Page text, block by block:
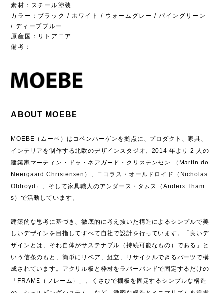
素材：スチール塗装
カラー：ブラック / ホワイト / ウォームグレー / パイングリーン
/ ディープブルー
原産国：リトアニア
備考：
ABOUT MOEBE
MOEBE（ムーベ）はコペンハーゲンを拠点に、プロダクト、家具、
インテリアを制作する北欧のデザインスタジオ。2014 年より 2 人の
建築家マーティン・ドゥ・ネアガード・クリステンセン （Martin de
Neergaard Christensen）、ニコラス・オールドロイド（Nicholas
Oldroyd）、そして家具職人のアンダース・タムス（Anders Tham
s）で活動しています。
建築的な思考に基づき、徹底的に考え抜いた構造によるシンプルで美
しいデザインを目指してすべて自社で設計を行っています。「良いデ
ザインとは、それ自体がサステナブル（持続可能なもの）である」と
いう信条のもと、簡単にリペア、組立、リサイクルできるパーツで構
成されています。アクリル板と枠材をラバーバンドで固定するだけの
「FRAME（フレーム）」、くさびで棚板を固定するシンプルな構造